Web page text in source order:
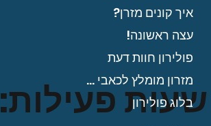
שעות פעילות:
איך קונים מזרן?
עצה ראשונה!
פולירון חוות דעת
מזרון מומלץ לכאבי גב?
בלוג פולירון